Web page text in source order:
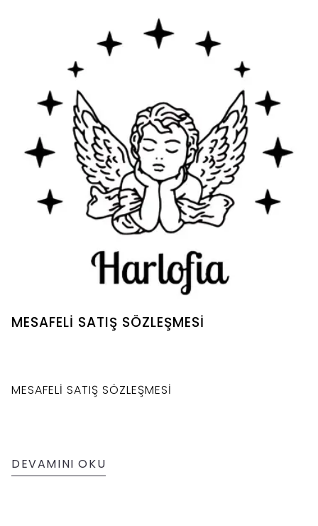
MESAFELİ SATIŞ SÖZLEŞMESİ
MESAFELİ SATIŞ SÖZLEŞMESİ
DEVAMINI OKU